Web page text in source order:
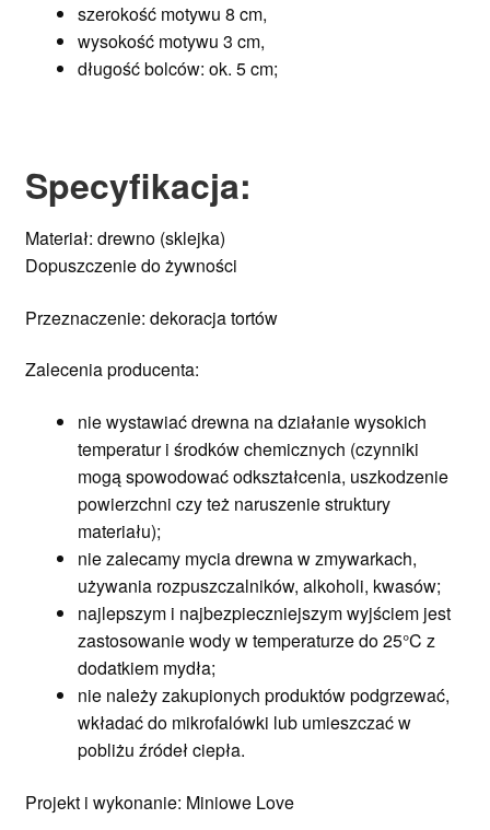
szerokość motywu 8 cm,
wysokość motywu 3 cm,
długość bolców: ok. 5 cm;
Specyfikacja:
Materiał: drewno (sklejka)
Dopuszczenie do żywności
Przeznaczenie: dekoracja tortów
Zalecenia producenta:
nie wystawiać drewna na działanie wysokich
temperatur i środków chemicznych (czynniki
mogą spowodować odkształcenia, uszkodzenie
powierzchni czy też naruszenie struktury
materiału);
nie zalecamy mycia drewna w zmywarkach,
używania rozpuszczalników, alkoholi, kwasów;
najlepszym i najbezpieczniejszym wyjściem jest
zastosowanie wody w temperaturze do 25°C z
dodatkiem mydła;
nie należy zakupionych produktów podgrzewać,
wkładać do mikrofalówki lub umieszczać w
pobliżu źródeł ciepła.
Projekt i wykonanie: Miniowe Love